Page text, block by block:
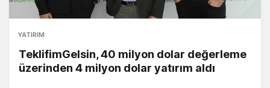
YATIRIM
TeklifimGelsin, 40 milyon dolar değerleme
üzerinden 4 milyon dolar yatırım aldı